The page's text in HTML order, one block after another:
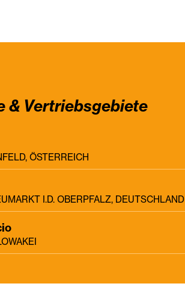
& Vertriebsgebiete
ÖSTERREICH
I.D. OBERPFALZ, DEUTSCHLAND